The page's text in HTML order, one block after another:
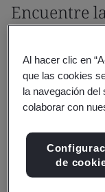
Encuentre
Filtrar por:
Al hacer clic en
que las cookies
la navegación del
colaborar con
de